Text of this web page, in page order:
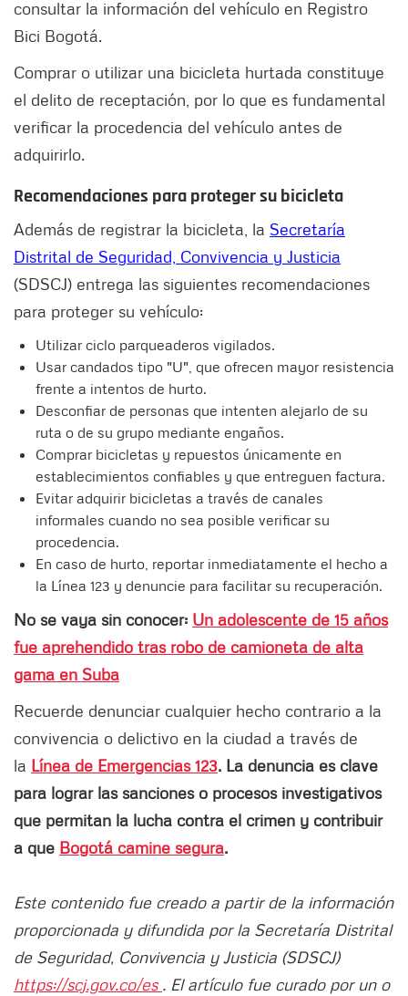
consultar la información del vehículo en Registro
Bici Bogotá.
Comprar o utilizar una bicicleta hurtada constituye
el delito de receptación, por lo que es fundamental
verificar la procedencia del vehículo antes de
adquirirlo.
Recomendaciones para proteger su bicicleta
Además de registrar la bicicleta, la Secretaría
Distrital de Seguridad, Convivencia y Justicia
(SDSCJ) entrega las siguientes recomendaciones
para proteger su vehículo:
Utilizar ciclo parqueaderos vigilados.
Usar candados tipo "U", que ofrecen mayor resistencia
frente a intentos de hurto.
Desconfiar de personas que intenten alejarlo de su
ruta o de su grupo mediante engaños.
Comprar bicicletas y repuestos únicamente en
establecimientos confiables y que entreguen factura.
Evitar adquirir bicicletas a través de canales
informales cuando no sea posible verificar su
procedencia.
En caso de hurto, reportar inmediatamente el hecho a
la Línea 123 y denuncie para facilitar su recuperación.
No se vaya sin conocer: Un adolescente de 15 años
fue aprehendido tras robo de camioneta de alta
gama en Suba
Recuerde denunciar cualquier hecho contrario a la
convivencia o delictivo en la ciudad a través de
la Línea de Emergencias 123. La denuncia es clave
para lograr las sanciones o procesos investigativos
que permitan la lucha contra el crimen y contribuir
a que Bogotá camine segura.
Este contenido fue creado a partir de la información
proporcionada y difundida por la Secretaría Distrital
de Seguridad, Convivencia y Justicia (SDSCJ)
https://scj.gov.co/es . El artículo fue curado por un o